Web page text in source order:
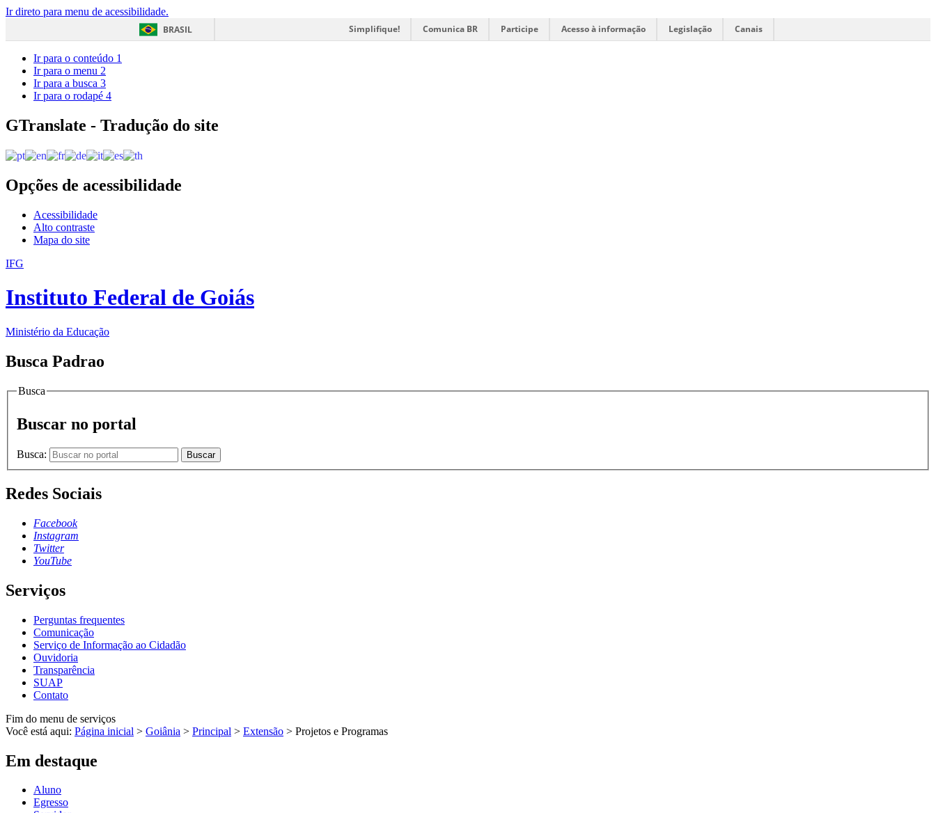
Ir direto para menu de acessibilidade.
BRASIL
Simplifique! Comunica BR Participe Acesso à informação Legislação Canais
Ir para o conteúdo 1
Ir para o menu 2
Ir para a busca 3
Ir para o rodapé 4
GTranslate - Tradução do site
Opções de acessibilidade
Acessibilidade
Alto contraste
Mapa do site
IFG
Instituto Federal de Goiás
Ministério da Educação
Busca Padrao
Busca
Buscar no portal
Busca: Buscar
Redes Sociais
Facebook
Instagram
Twitter
YouTube
Serviços
Perguntas frequentes
Comunicação
Serviço de Informação ao Cidadão
Ouvidoria
Transparência
SUAP
Contato
Fim do menu de serviços
Você está aqui: Página inicial > Goiânia > Principal > Extensão > Projetos e Programas
Em destaque
Aluno
Egresso